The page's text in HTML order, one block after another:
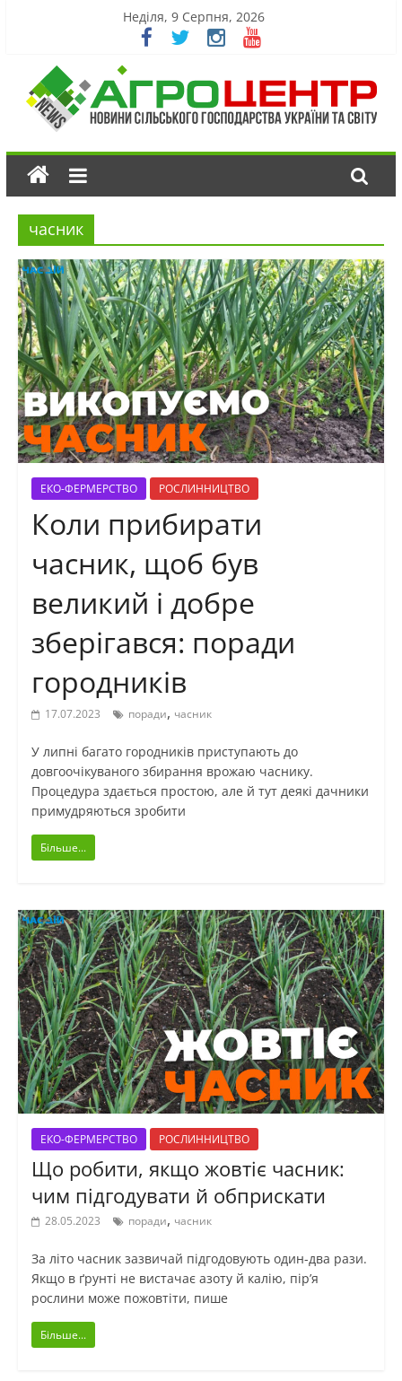
Неділя, 9 Серпня, 2026
часник
ЕКО-ФЕРМЕРСТВО РОСЛИННИЦТВО
Коли прибирати
часник, щоб був
великий і добре
зберігався: поради
городників
17.07.2023 поради, часник
У липні багато городників приступають до
довгоочікуваного збирання врожаю часнику.
Процедура здається простою, але й тут деякі дачники
примудряються зробити
Більше...
ЕКО-ФЕРМЕРСТВО РОСЛИННИЦТВО
Що робити, якщо жовтіє часник:
чим підгодувати й обприскати
28.05.2023 поради, часник
За літо часник зазвичай підгодовують один-два рази.
Якщо в ґрунті не вистачає азоту й калію, пір’я
рослини може пожовтіти, пише
Більше...